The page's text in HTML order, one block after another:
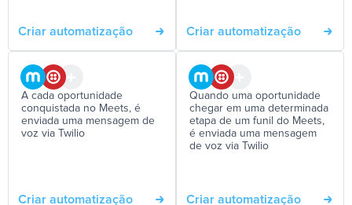
Criar automatização Criar automatização
A cada oportunidade
conquistada no Meets, é
enviada uma mensagem de
voz via Twilio
Criar automatização
Quando uma oportunidade
chegar em uma determinada
etapa de um funil do Meets,
é enviada uma mensagem
de voz via Twilio
Criar automatização